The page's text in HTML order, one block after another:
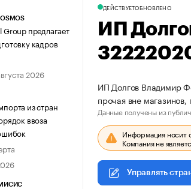
предлагает
кадров
2026
из стран
ввоза
ДЕЙСТВУЕТОБНОВЛЕНО
ИП
ИП Долгов Владимир
прочая вне
Данные получены из
Информация носит
Компания не
Управлять